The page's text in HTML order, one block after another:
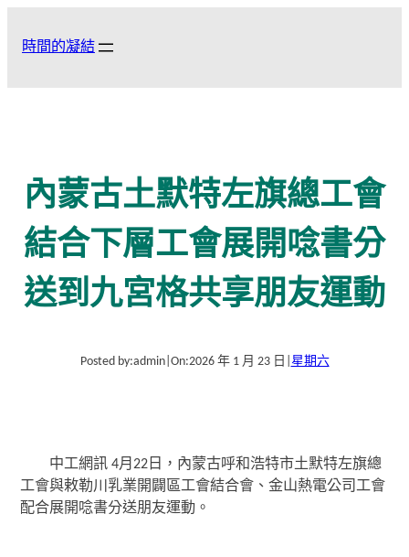
時間的凝結
內蒙古土默特左旗總工會
結合下層工會展開唸書分
送到九宮格共享朋友運動
Posted by:admin| On:2026 年 1 月 23 日 星期六
中工網訊 4月22日，內蒙古呼和浩特市土默特左旗總
工會與敕勒川乳業開闢區工會結合會、金山熱電公司工會
配合展開唸書分送朋友運動。